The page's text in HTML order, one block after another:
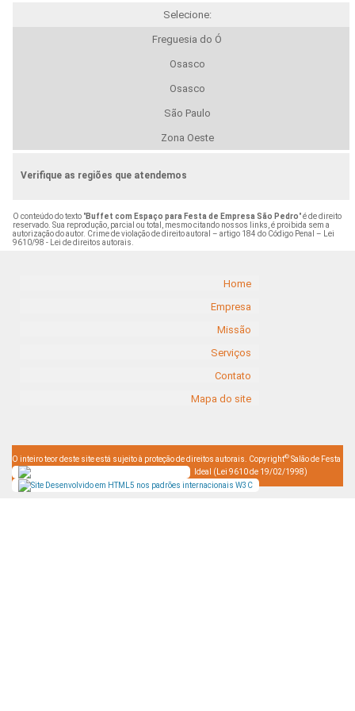
Selecione:
Freguesia do Ó
Osasco
Osasco
São Paulo
Zona Oeste
Verifique as regiões que atendemos
O conteúdo do texto "Buffet com Espaço para Festa de Empresa São Pedro" é de direito
reservado. Sua reprodução, parcial ou total, mesmo citando nossos links, é proibida sem a
autorização do autor. Crime de violação de direito autoral – artigo 184 do Código Penal – Lei
9610/98 - Lei de direitos autorais.
Home
Empresa
Missão
Serviços
Contato
Mapa do site
O inteiro teor deste site está sujeito à proteção de direitos autorais. Copyright© Salão de Festa
Ideal (Lei 9610 de 19/02/1998)